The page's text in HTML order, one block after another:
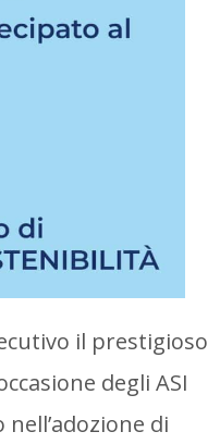
il prestigioso
degli ASI
di